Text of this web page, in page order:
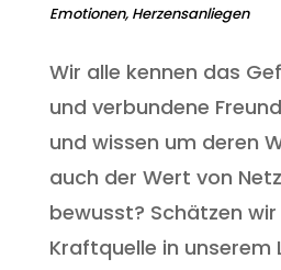
Emotionen, Herzensanliegen
Wir alle kennen das
und verbundene
und wissen um deren
auch der Wert von
bewusst? Schätzen
Kraftquelle in unserem